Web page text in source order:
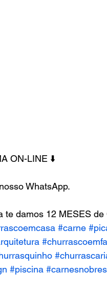
ON-LINE ⬇️
WhatsApp.
te damos 12 MESES
#carne
#piscina #carnesnobres